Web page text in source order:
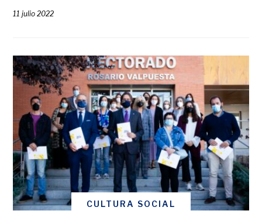
11 julio 2022
CULTURA SOCIAL